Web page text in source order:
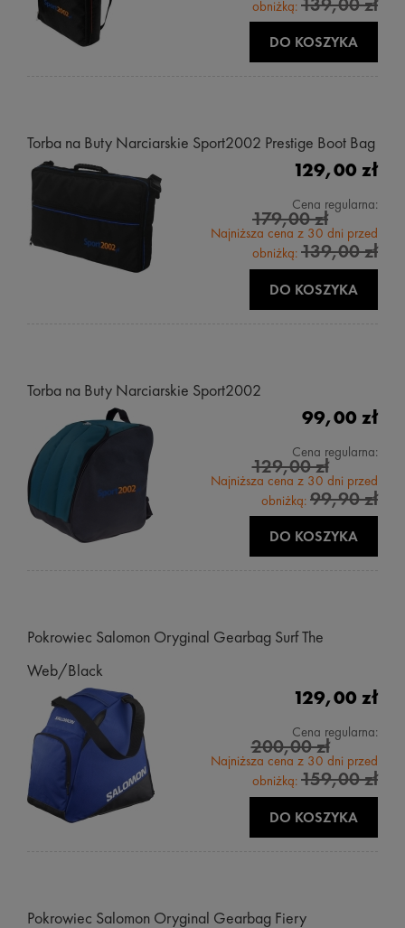
obniżką:
DO KOSZYKA
Torba na Buty Narciarskie Sport2002 Prestige Boot Bag
129,00 zł
Cena regularna:
179,00 zł
Najniższa cena z 30 dni przed
obniżką: 139,00 zł
DO KOSZYKA
Torba na Buty Narciarskie Sport2002
99,00 zł
Cena regularna:
129,00 zł
Najniższa cena z 30 dni przed
obniżką: 99,90 zł
DO KOSZYKA
Pokrowiec Salomon Oryginal Gearbag Surf The
Web/Black
129,00 zł
Cena regularna:
200,00 zł
Najniższa cena z 30 dni przed
obniżką: 159,00 zł
DO KOSZYKA
Pokrowiec Salomon Oryginal Gearbag Fiery